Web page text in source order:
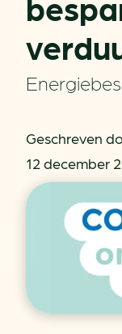
Geschreven
12 december